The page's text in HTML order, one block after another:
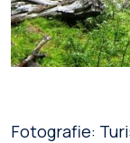
Fotografie: